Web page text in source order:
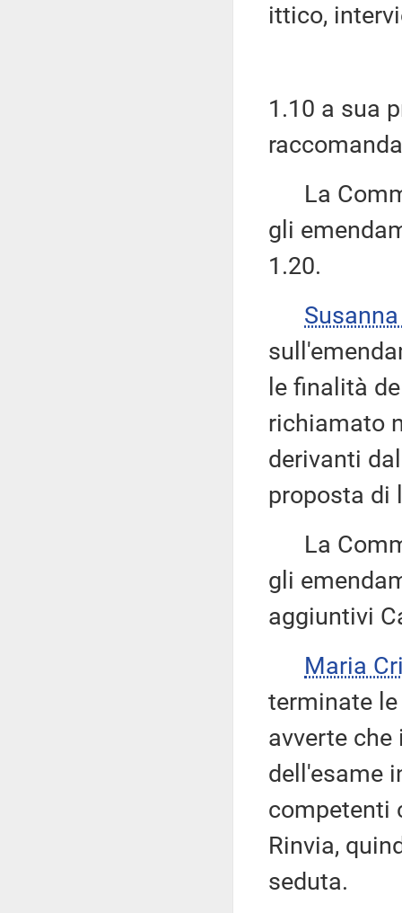
ittico,
1.10 a sua
La
gli
1.20.
le finalità
richiamato
derivanti
proposta di
La
gli
aggiuntivi
Maria
terminate
avverte
dell'esame
competenti
Rinvia,
seduta.